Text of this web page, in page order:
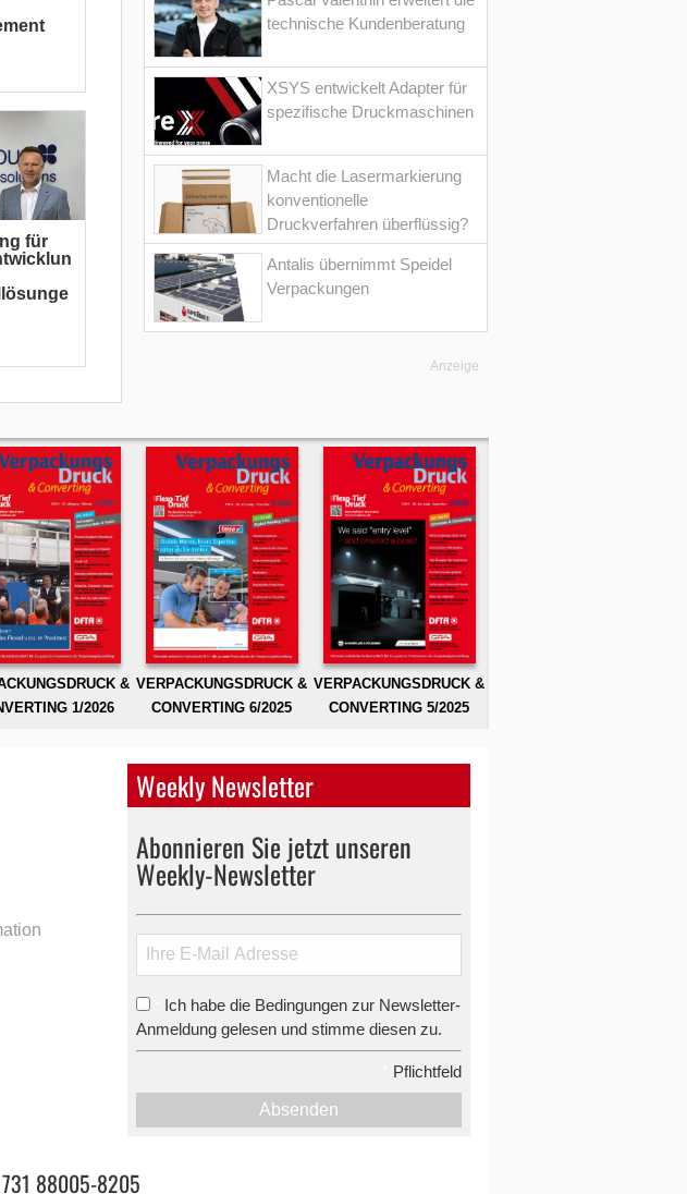
für
technische Kundenberatung
XSYS entwickelt Adapter für
spezifische Druckmaschinen
Macht die Lasermarkierung
konventionelle
Druckverfahren überflüssig?
Antalis übernimmt Speidel
Verpackungen
Anzeige
&
1/2026
VERPACKUNGSDRUCK &
CONVERTING 6/2025
VERPACKUNGSDRUCK &
CONVERTING 5/2025
Weekly Newsletter
Abonnieren Sie jetzt unseren
Weekly-Newsletter
Ich habe die Bedingungen zur Newsletter-
Anmeldung gelesen und stimme diesen zu.
Pflichtfeld
Absenden
88005-8205